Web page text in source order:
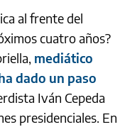
al frente del
cuatro años?
mediático
dado un paso
Iván Cepeda
presidenciales. En